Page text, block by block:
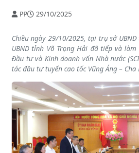
PP 29/10/2025
Chiều ngày 29/10/2025, tại trụ sở
UBND tỉnh Võ Trọng Hải đã tiếp và làm
Đầu tư và Kinh doanh vốn Nhà nước
tác đầu tư tuyến cao tốc Vũng Áng – Cha